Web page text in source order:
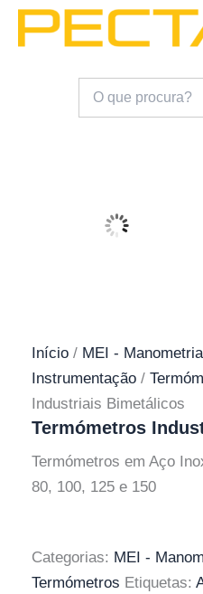
Skip
Início / MEI -
Instrumentação /
Industriais Bimetálicos
Termómetros
Termómetros em Aço
80, 100, 125 e 150
Categorias: MEI -
Termómetros Etiquetas: